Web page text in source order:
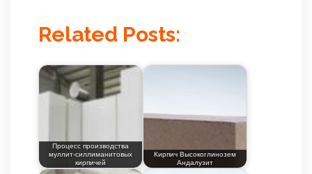
Related Posts:
Процесс производства
муллит-силлиманитовых
кирпичей
Кирпич Высокоглинозем
Андалузит